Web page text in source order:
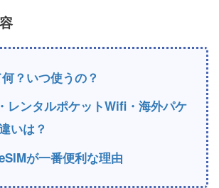
？いつ使うの？
レンタルポケットWifi・海外パケ
いは？
が一番便利な理由